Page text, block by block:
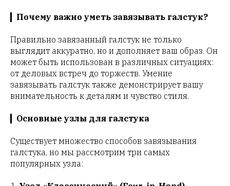
Почему важно уметь завязывать галстук?
Правильно завязанный галстук не только
выглядит аккуратно, но и дополняет ваш образ. Он
может быть использован в различных ситуациях:
от деловых встреч до торжеств. Умение
завязывать галстук также демонстрирует вашу
внимательность к деталям и чувство стиля.
Основные узлы для галстука
Существует множество способов завязывания
галстука, но мы рассмотрим три самых
популярных узла: